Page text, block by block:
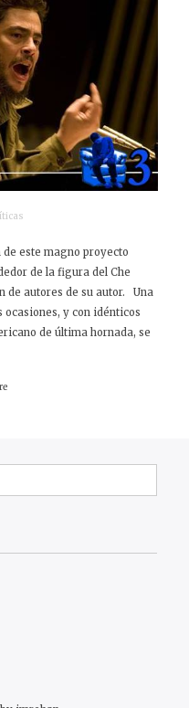
este magno proyecto
de la figura del Che
de autores de su autor. Una
ocasiones, y con idénticos
de última hornada, se